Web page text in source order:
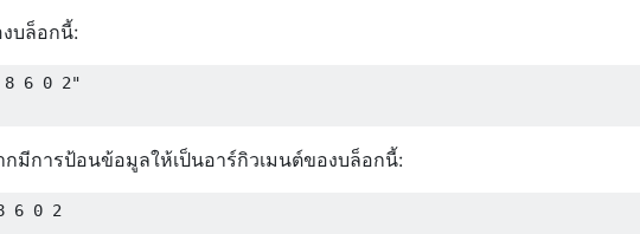
บล็อกนี้:
8 6 0 2"
มีการป้อนข้อมูลให้เป็นอาร์กิวเมนต์ของบล็อกนี้:
6 0 2